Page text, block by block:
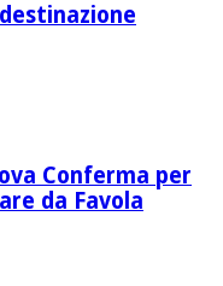
Conferma per
da Favola